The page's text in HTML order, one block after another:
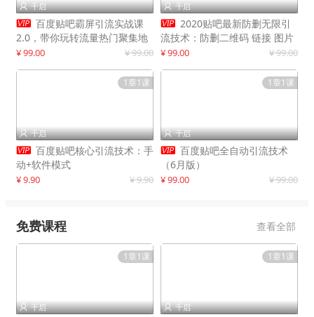
 千启
 百度贴吧霸屏引流实战课
2.0，带你玩转流量热门聚集地
¥ 99.00 ¥ 99.00
 千启
 2020贴吧最新防删无限引
流技术：防删二维码 链接 图片
制作
¥ 99.00 ¥ 99.00
1章1课
 千启
 百度贴吧核心引流技术：手
动+软件模式
¥ 9.90 ¥ 9.90
1章1课
 千启
 百度贴吧全自动引流技术
（6月版）
¥ 99.00 ¥ 99.00
免费课程 查看全部
1章1课
 千启
1章1课
 千启